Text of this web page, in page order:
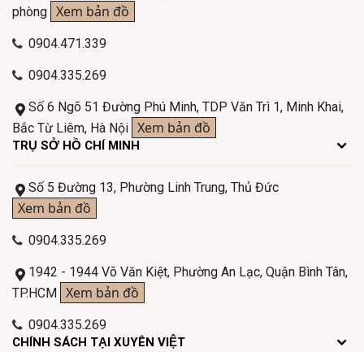
CHÍNH SÁCH TẠI XUYÊN VIỆT
TRỤ SỞ HỒ CHÍ MINH
Số 5 Đường 13, Phường Linh Trung, Thủ Đức
Xem bản đồ
0904.335.269
1942 - 1944 Võ Văn Kiệt, Phường An Lạc, Quận Bình Tân,
TP.HCM
Xem bản đồ
0904.335.269
phòng Xem bản đồ
0904.471.339
0904.335.269
Số 6 Ngõ 51 Đường Phú Minh, TDP Văn Trì 1, Minh Khai,
Bắc Từ Liêm, Hà Nội Xem bản đồ